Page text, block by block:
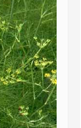
Mill.